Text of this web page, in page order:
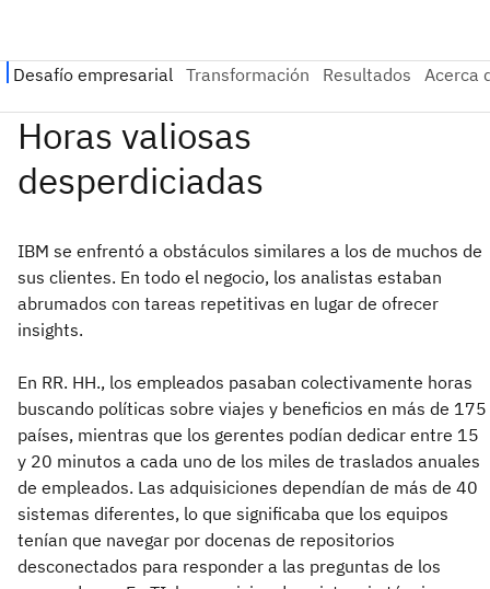
IBM se enfrentó a obstáculos similares a los de muchos de
sus clientes. En todo el negocio, los analistas estaban
abrumados con tareas repetitivas en lugar de ofrecer
insights.
En RR. HH., los empleados pasaban colectivamente horas
buscando políticas sobre viajes y beneficios en más de 175
países, mientras que los gerentes podían dedicar entre 15
y 20 minutos a cada uno de los miles de traslados anuales
de empleados. Las adquisiciones dependían de más de 40
sistemas diferentes, lo que significaba que los equipos
tenían que navegar por docenas de repositorios
desconectados para responder a las preguntas de los